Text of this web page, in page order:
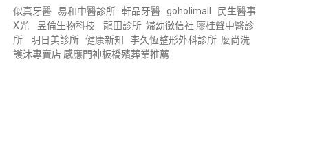
似真牙醫 易和中醫診所 軒品牙醫 goholimall
民生醫事
X光
昱倫生物科技 龍田診所 婦幼徵信社 廖桂聲中醫診
所
明日美診所 健康新知 李久恆整形外科診所 麼尚洗
護沐專賣店 感應門神板橋殯葬業推薦